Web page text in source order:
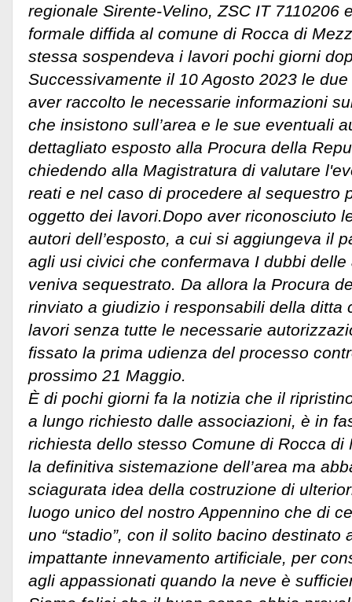
regionale Sirente-Velino, ZSC IT 7110206
formale diffida al comune di Rocca di
stessa sospendeva i lavori pochi giorni
Successivamente il 10 Agosto 2023 le
aver raccolto le necessarie informazioni
che insistono sull’area e le sue eventuali
dettagliato esposto alla Procura della
chiedendo alla Magistratura di valutare
reati e nel caso di procedere al sequestro
oggetto dei lavori. Dopo aver riconosciuto
autori dell’esposto, a cui si aggiungeva il
agli usi civici che confermava I dubbi
veniva sequestrato. Da allora la Procura
rinviato a giudizio i responsabili della ditta
lavori senza tutte le necessarie
fissato la prima udienza del processo
prossimo 21 Maggio.
È di pochi giorni fa la notizia che il
a lungo richiesto dalle associazioni, è in
richiesta dello stesso Comune di Rocca di
la definitiva sistemazione dell’area ma
sciagurata idea della costruzione di
luogo unico del nostro Appennino che di
uno “stadio”, con il solito bacino destinato
impattante innevamento artificiale, per
agli appassionati quando la neve è